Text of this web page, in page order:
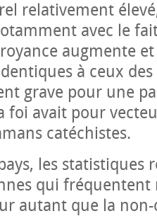
relativement
avec le
augmente
à ceux
grave pour une
foi avait pour
catéchistes.
les statistiques
qui fréquentent
autant que la